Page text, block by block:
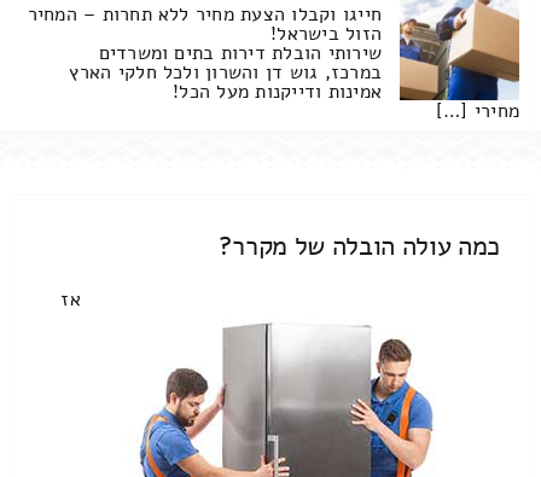
חייגו וקבלו הצעת מחיר ללא תחרות – המחיר
הזול בישראל!
שירותי הובלת דירות בתים ומשרדים
במרכז, גוש דן והשרון ולכל חלקי הארץ
אמינות ודייקנות מעל הכל!
מחירי […]
כמה עולה הובלה של מקרר?
אז